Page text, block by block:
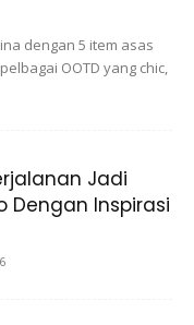
Untuk Gunakan
dengan 5 item asas
OOTD yang chic,
Jadi
Dengan Inspirasi